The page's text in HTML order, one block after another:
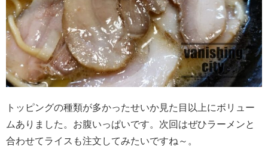
トッピングの種類が多かったせいか見た目以上にボリュー
ムありました。お腹いっぱいです。次回はぜひラーメンと
合わせてライスも注文してみたいですね～。